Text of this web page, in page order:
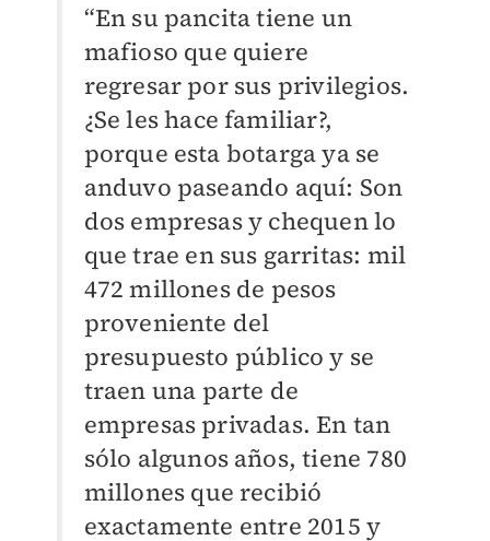
“En su pancita tiene un
mafioso que quiere
regresar por sus privilegios.
¿Se les hace familiar?,
porque esta botarga ya se
anduvo paseando aquí: Son
dos empresas y chequen lo
que trae en sus garritas: mil
472 millones de pesos
proveniente del
presupuesto público y se
traen una parte de
empresas privadas. En tan
sólo algunos años, tiene 780
millones que recibió
exactamente entre 2015 y